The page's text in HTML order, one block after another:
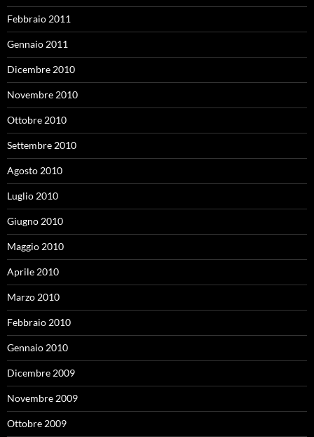
Febbraio 2011
Gennaio 2011
Dicembre 2010
Novembre 2010
Ottobre 2010
Settembre 2010
Agosto 2010
Luglio 2010
Giugno 2010
Maggio 2010
Aprile 2010
Marzo 2010
Febbraio 2010
Gennaio 2010
Dicembre 2009
Novembre 2009
Ottobre 2009